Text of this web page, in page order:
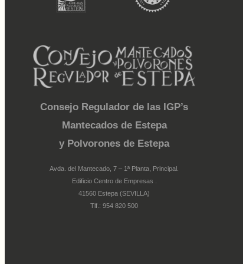
Consejo Regulador de las IGP’s
Mantecados de Estepa
y Polvorones de Estepa
Avda. del Mantecado, 7 – 1ª Planta, Principal.
Edificio Centro de Empresas .
41560 Estepa (SEVILLA)
Tlf.: 954 820 500